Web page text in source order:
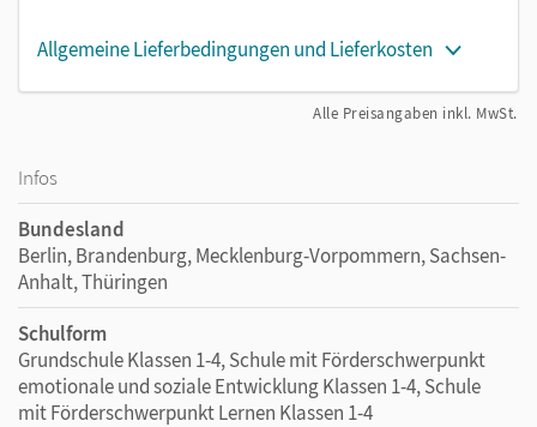
Allgemeine Lieferbedingungen und Lieferkosten
Alle Preisangaben inkl. MwSt.
Infos
Bundesland
Berlin, Brandenburg, Mecklenburg-Vorpommern, Sachsen-
Anhalt, Thüringen
Schulform
Grundschule Klassen 1-4, Schule mit Förderschwerpunkt
emotionale und soziale Entwicklung Klassen 1-4, Schule
mit Förderschwerpunkt Lernen Klassen 1-4